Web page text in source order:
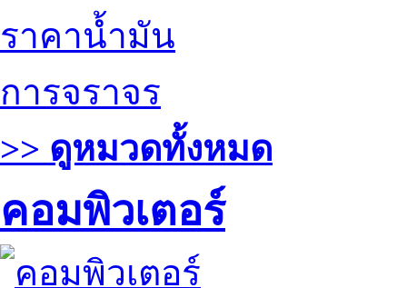
ราคาน้ำมัน
การจราจร
>> ดูหมวดทั้งหมด
คอมพิวเตอร์